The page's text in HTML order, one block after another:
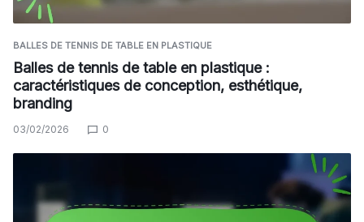
BALLES DE TENNIS DE TABLE EN PLASTIQUE
Balles de tennis de table en plastique :
caractéristiques de conception, esthétique,
branding
03/02/2026 0